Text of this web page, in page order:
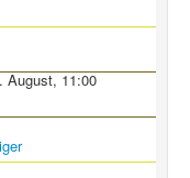
August, 11:00